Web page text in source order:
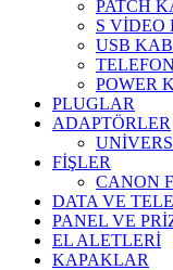
PATCH
S VİDEO
USB
POWER
PLUGLAR
ADAPTÖRLER
FİŞLER
CANON
DATA VE
PANEL VE
EL ALETLERİ
KAPAKLAR